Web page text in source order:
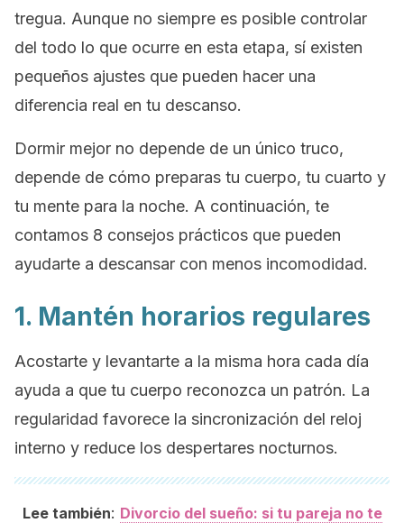
tregua. Aunque no siempre es posible controlar
del todo lo que ocurre en esta etapa, sí existen
pequeños ajustes que pueden hacer una
diferencia real en tu descanso.
Dormir mejor no depende de un único truco,
depende de cómo preparas tu cuerpo, tu cuarto y
tu mente para la noche. A continuación, te
contamos 8 consejos prácticos que pueden
ayudarte a descansar con menos incomodidad.
1. Mantén horarios regulares
Acostarte y levantarte a la misma hora cada día
ayuda a que tu cuerpo reconozca un patrón. La
regularidad favorece la sincronización del reloj
interno y reduce los despertares nocturnos.
Lee también: Divorcio del sueño: si tu pareja no te